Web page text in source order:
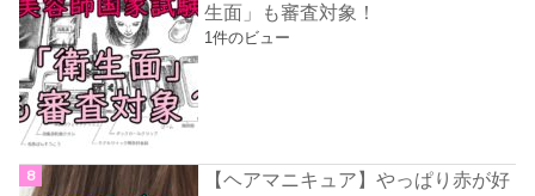
生面」も審査対象！
1件のビュー
【ヘアマニキュア】やっぱり赤が好